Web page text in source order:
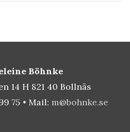
Böhnke
14 H 821 40 Bollnäs
75 • Mail: m@bohnke.se